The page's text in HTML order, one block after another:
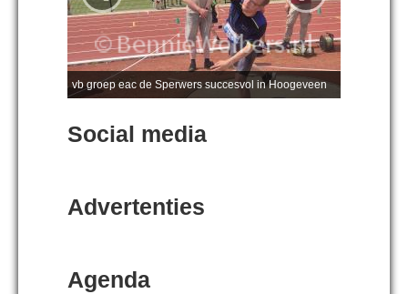
vb groep eac de Sperwers succesvol in Hoogeveen
Social media
Advertenties
Agenda